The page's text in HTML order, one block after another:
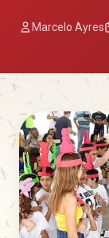
Marcelo Ayres